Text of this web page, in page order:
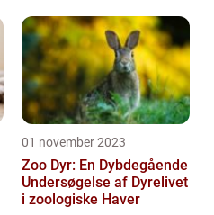
01 november 2023
Zoo Dyr: En Dybdegående
Undersøgelse af Dyrelivet
i zoologiske Haver